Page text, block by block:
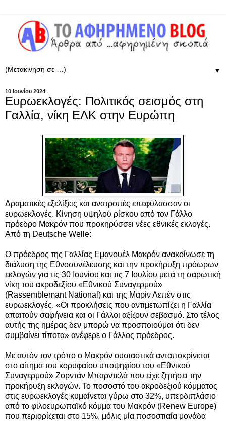
▼
10 Ιουνίου 2024
Ευρωεκλογές: Πολιτικός σεισμός στη
Γαλλία, νίκη ΕΛΚ στην Ευρώπη
Δραματικές εξελίξεις και ανατροπές επεφύλασσαν οι
ευρωεκλογές. Κίνηση υψηλού ρίσκου από τον Γάλλο
πρόεδρο Μακρόν που προκηρύσσει νέες εθνικές εκλογές.
Από τη Deutsche Welle:
Ο πρόεδρος της Γαλλίας Εμανουέλ Μακρόν ανακοίνωσε τη
διάλυση της Εθνοσυνέλευσης και την προκήρυξη πρόωρων
εκλογών για τις 30 Ιουνίου και τις 7 Ιουλίου μετά τη σαρωτική
νίκη του ακροδεξίου «Εθνικού Συναγερμού»
(Rassemblemant National) και της Μαρίν Λεπέν στις
ευρωεκλογές. «Οι προκλήσεις που αντιμετωπίζει η Γαλλία
απαιτούν σαφήνεια και οι Γάλλοι αξίζουν σεβασμό. Στο τέλος
αυτής της ημέρας δεν μπορώ να προσποιούμαι ότι δεν
συμβαίνει τίποτα» ανέφερε ο Γάλλος πρόεδρος.
Με αυτόν τον τρόπο ο Μακρόν ουσιαστικά ανταποκρίνεται
στο αίτημα του κορυφαίου υποψηφίου του «Εθνικού
Συναγερμού» Ζορντάν Μπαρντελά που είχε ζητήσει την
προκήρυξη εκλογών. Το ποσοστό του ακροδεξιού κόμματος
στις ευρωεκλογές κυμαίνεται γύρω στο 32%, υπερδιπλάσιο
από το φιλοευρωπαϊκό κόμμα του Μακρόν (Renew Europe)
που περιορίζεται στο 15%, μόλις μία ποσοστιαία μονάδα